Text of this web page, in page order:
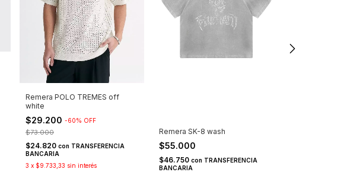
Remera POLO TREMES off
white
$29.200 -60% OFF
$73.000
$24.820 con TRANSFERENCIA
BANCARIA
3 x $9.733,33 sin interés
Remera SK-8 wash
$55.000
$46.750 con TRANSFERENCIA
BANCARIA